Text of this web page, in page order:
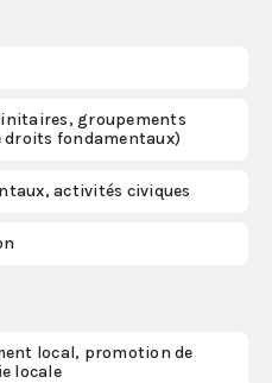
groupements
droits fondamentaux)
activités civiques
local, promotion de
locale